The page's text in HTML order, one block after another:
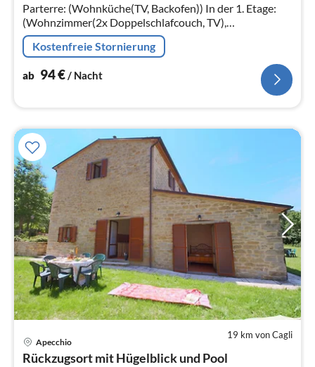
Parterre: (Wohnküche(TV, Backofen)) In der 1. Etage:
(Wohnzimmer(2x Doppelschlafcouch, TV),
Schlafzimmer(Einzelbett, Doppelbett),
Schlafzimmer(Einzelbett, Doppelbett)
Kostenfreie Stornierung
ab 94€/ Nacht
19 km von Cagli
Apecchio
Rückzugsort mit Hügelblick und Pool